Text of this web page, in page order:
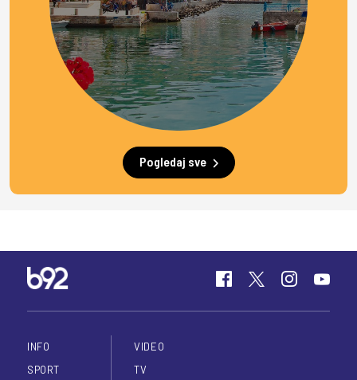
Pogledaj sve
INFO
SPORT
VIDEO
TV